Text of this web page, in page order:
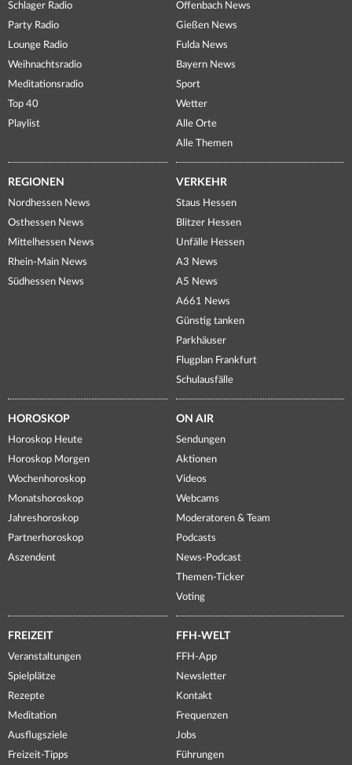
Schlager Radio
Party Radio
Lounge Radio
Weihnachtsradio
Meditationsradio
Top 40
Playlist
Offenbach News
Gießen News
Fulda News
Bayern News
Sport
Wetter
Alle Orte
Alle Themen
REGIONEN
Nordhessen News
Osthessen News
Mittelhessen News
Rhein-Main News
Südhessen News
VERKEHR
Staus Hessen
Blitzer Hessen
Unfälle Hessen
A3 News
A5 News
A661 News
Günstig tanken
Parkhäuser
Flugplan Frankfurt
Schulausfälle
HOROSKOP
Horoskop Heute
Horoskop Morgen
Wochenhoroskop
Monatshoroskop
Jahreshoroskop
Partnerhoroskop
Aszendent
ON AIR
Sendungen
Aktionen
Videos
Webcams
Moderatoren & Team
Podcasts
News-Podcast
Themen-Ticker
Voting
FREIZEIT
Veranstaltungen
Spielplätze
Rezepte
Meditation
Ausflugsziele
Freizeit-Tipps
FFH-WELT
FFH-App
Newsletter
Kontakt
Frequenzen
Jobs
Führungen